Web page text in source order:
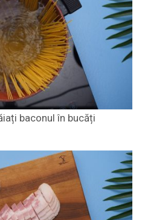
baconul în bucăți